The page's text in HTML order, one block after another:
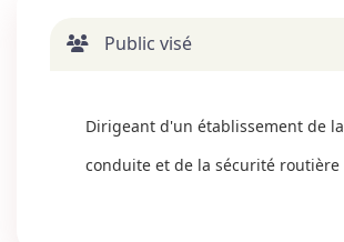
Public visé
Dirigeant d'un établissement de la
conduite et de la sécurité routière